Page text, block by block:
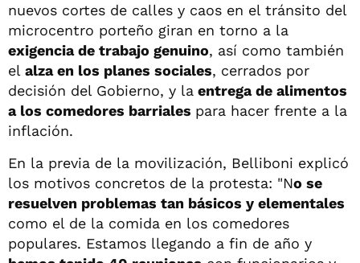
nuevos cortes de calles y caos en el tránsito del
microcentro porteño giran en torno a la
exigencia de trabajo genuino, así como también
el alza en los planes sociales, cerrados por
decisión del Gobierno, y la entrega de alimentos
a los comedores barriales para hacer frente a la
inflación.
En la previa de la movilización, Belliboni explicó
los motivos concretos de la protesta: "No se
resuelven problemas tan básicos y elementales
como el de la comida en los comedores
populares. Estamos llegando a fin de año y